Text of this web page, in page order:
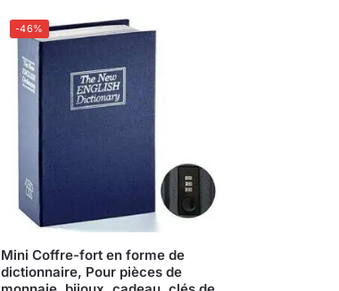
-46%
Mini Coffre-fort en forme de
dictionnaire, Pour pièces de